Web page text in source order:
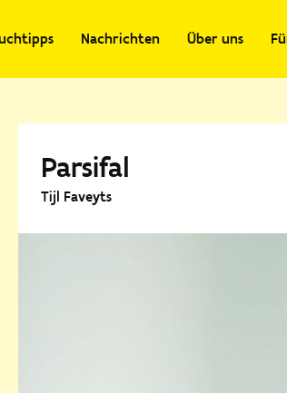
Nachrichten Über uns
Parsifal
Tijl Faveyts